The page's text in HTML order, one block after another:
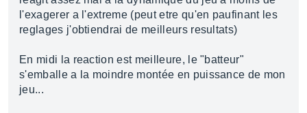
l'exagerer a l'extreme (peut etre qu'en paufinant les
reglages j'obtiendrai de meilleurs resultats)
En midi la reaction est meilleure, le "batteur"
s'emballe a la moindre montée en puissance de mon
jeu...